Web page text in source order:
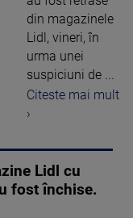
din magazinele
Lidl, vineri, în
urma unei
suspiciuni de ...
Citeste mai mult
›
Lidl cu
fost închise.